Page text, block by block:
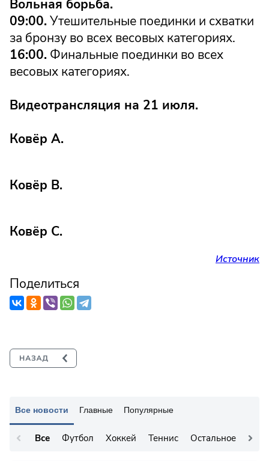
Все новости Главные Популярные
Все Футбол Хоккей Теннис Остальное
Вольная борьба.
09:00. Утешительные поединки и схватки
за бронзу во всех весовых категориях.
16:00. Финальные поединки во всех
весовых категориях.
Видеотрансляция на 21 июля.
Ковёр А.
Ковёр B.
Ковёр C.
Источник
Поделиться